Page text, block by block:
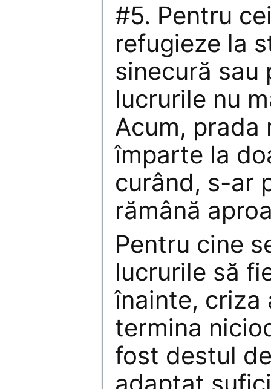
#5. Pentru
refugieze la
sinecură sau
lucrurile nu
Acum, prada
împarte la
curând, s-ar
rămână
Pentru cine
lucrurile să
înainte, criza
termina
fost destul